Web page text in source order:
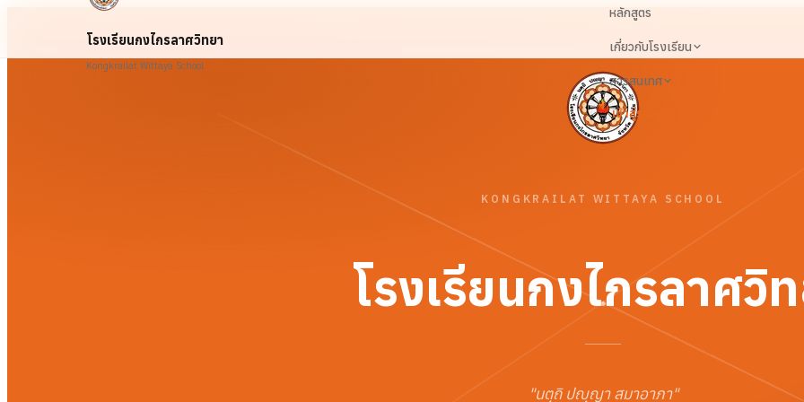
โรงเรียนกงไกรลาศวิทยา
Kongkrailat Wittaya School
หลักสูตร
เกี่ยวกับโรงเรียน
สารสนเทศ
เข้าสู่ระบบ
KONGKRAILAT WITTAYA SCHOOL
โรงเรียนกงไกรลาศวิ
"นตฺถิ ปญฺญา สมาอาภา"